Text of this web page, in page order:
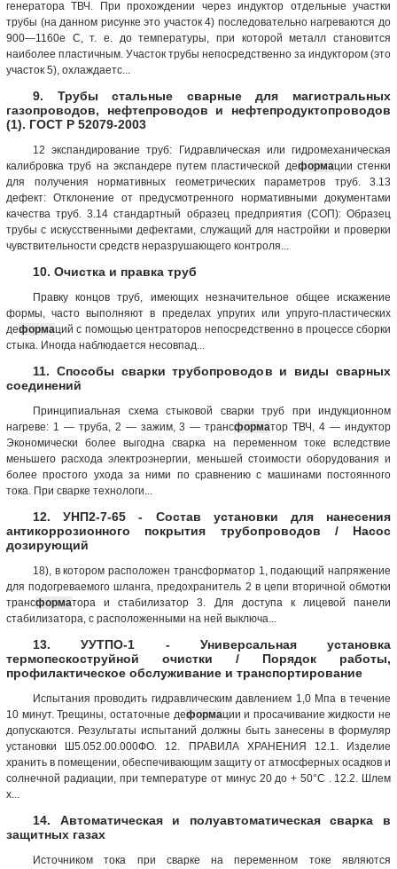
генератора ТВЧ. При прохождении через индуктор отдельные участки
трубы (на данном рисунке это участок 4) последовательно нагреваются до
900—1160е С, т. е. до температуры, при которой металл становится
наиболее пластичным. Участок трубы непосредственно за индуктором (это
участок 5), охлаждаетс...
9. Трубы стальные сварные для магистральных
газопроводов, нефтепроводов и нефтепродуктопроводов
(1). ГОСТ Р 52079-2003
12 экспандирование труб: Гидравлическая или гидромеханическая
калибровка труб на экспандере путем пластической деформации стенки
для получения нормативных геометрических параметров труб. 3.13
дефект: Отклонение от предусмотренного нормативными документами
качества труб. 3.14 стандартный образец предприятия (СОП): Образец
трубы с искусственными дефектами, служащий для настройки и проверки
чувствительности средств неразрушающего контроля...
10. Очистка и правка труб
Правку концов труб, имеющих незначительное общее искажение
формы, часто выполняют в пределах упругих или упруго-пластических
деформаций с помощью центраторов непосредственно в процессе сборки
стыка. Иногда наблюдается несовпад...
11. Способы сварки трубопроводов и виды сварных
соединений
Принципиальная схема стыковой сварки труб при индукционном
нагреве: 1 — труба, 2 — зажим, 3 — трансформатор ТВЧ, 4 — индуктор
Экономически более выгодна сварка на переменном токе вследствие
меньшего расхода электроэнергии, меньшей стоимости оборудования и
более простого ухода за ними по сравнению с машинами постоянного
тока. При сварке технологи...
12. УНП2-7-65 - Состав установки для нанесения
антикоррозионного покрытия трубопроводов / Насос
дозирующий
18), в котором расположен трансформатор 1, подающий напряжение
для подогреваемого шланга, предохранитель 2 в цепи вторичной обмотки
трансформатора и стабилизатор 3. Для доступа к лицевой панели
стабилизатора, с расположенными на ней выключа...
13. УУТПО-1 - Универсальная установка
термопескоструйной очистки / Порядок работы,
профилактическое обслуживание и транспортирование
Испытания проводить гидравлическим давлением 1,0 Мпа в течение
10 минут. Трещины, остаточные деформации и просачивание жидкости не
допускаются. Результаты испытаний должны быть занесены в формуляр
установки Ш5.052.00.000ФО. 12. ПРАВИЛА ХРАНЕНИЯ 12.1. Изделие
хранить в помещении, обеспечивающим защиту от атмосферных осадков и
солнечной радиации, при температуре от минус 20 до + 50°С . 12.2. Шлем
х...
14. Автоматическая и полуавтоматическая сварка в
защитных газах
Источником тока при сварке на переменном токе являются